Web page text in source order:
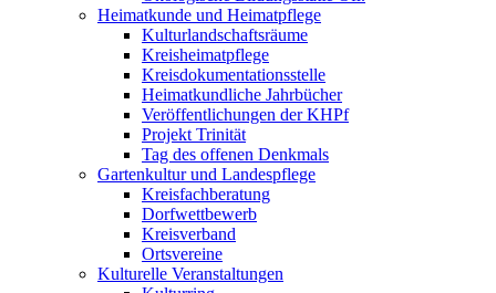
Heimatkunde und Heimatpflege
Kulturlandschaftsräume
Kreisheimatpflege
Kreisdokumentationsstelle
Heimatkundliche Jahrbücher
Veröffentlichungen der KHPf
Projekt Trinität
Tag des offenen Denkmals
Gartenkultur und Landespflege
Kreisfachberatung
Dorfwettbewerb
Kreisverband
Ortsvereine
Kulturelle Veranstaltungen